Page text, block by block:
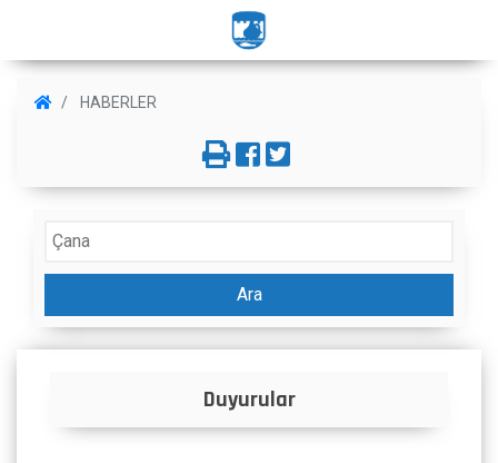
HABERLER
Ara
İlanlar